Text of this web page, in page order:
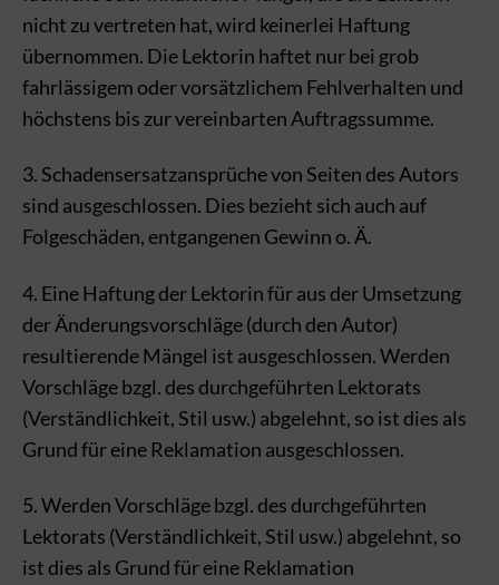
nicht zu vertreten hat, wird keinerlei Haftung
übernommen. Die Lektorin haftet nur bei grob
fahrlässigem oder vorsätzlichem Fehlverhalten und
höchstens bis zur vereinbarten Auftragssumme.
3. Schadensersatzansprüche von Seiten des Autors
sind ausgeschlossen. Dies bezieht sich auch auf
Folgeschäden, entgangenen Gewinn o. Ä.
4. Eine Haftung der Lektorin für aus der Umsetzung
der Änderungsvorschläge (durch den Autor)
resultierende Mängel ist ausgeschlossen. Werden
Vorschläge bzgl. des durchgeführten Lektorats
(Verständlichkeit, Stil usw.) abgelehnt, so ist dies als
Grund für eine Reklamation ausgeschlossen.
5. Werden Vorschläge bzgl. des durchgeführten
Lektorats (Verständlichkeit, Stil usw.) abgelehnt, so
ist dies als Grund für eine Reklamation